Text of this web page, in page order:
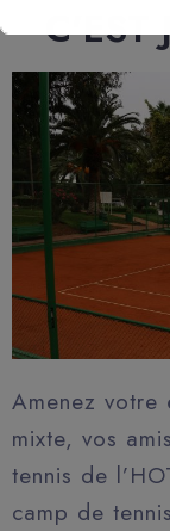
C'EST
Amenez
mixte, vos
tennis de
camp de